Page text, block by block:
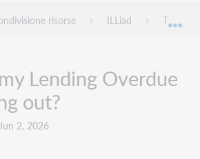
la gerarchia globale
risorse ILLiad
Lending Overdue
out?
Jun 2, 2026